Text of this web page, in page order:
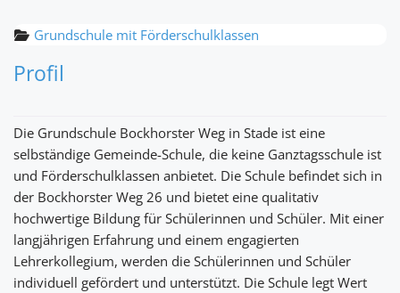
Grundschule mit Förderschulklassen
Profil
Die Grundschule Bockhorster Weg in Stade ist eine
selbständige Gemeinde-Schule, die keine Ganztagsschule ist
und Förderschulklassen anbietet. Die Schule befindet sich in
der Bockhorster Weg 26 und bietet eine qualitativ
hochwertige Bildung für Schülerinnen und Schüler. Mit einer
langjährigen Erfahrung und einem engagierten
Lehrerkollegium, werden die Schülerinnen und Schüler
individuell gefördert und unterstützt. Die Schule legt Wert